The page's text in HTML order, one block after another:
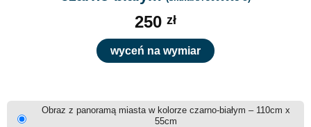
250 zł
wyceń na wymiar
Obraz z panoramą miasta w kolorze czarno-białym – 110cm x
55cm